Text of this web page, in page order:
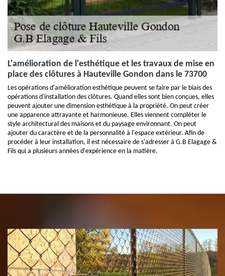
L'amélioration de l'esthétique et les travaux de mise en
place des clôtures à Hauteville Gondon dans le 73700
Les opérations d'amélioration esthétique peuvent se faire par le biais des
opérations d'installation des clôtures. Quand elles sont bien conçues, elles
peuvent ajouter une dimension esthétique à la propriété. On peut créer
une apparence attrayante et harmonieuse. Elles viennent compléter le
style architectural des maisons et du paysage environnant. On peut
ajouter du caractère et de la personnalité à l'espace extérieur. Afin de
procéder à leur installation, il est nécessaire de s'adresser à G.B Elagage &
Fils qui a plusieurs années d'expérience en la matière.